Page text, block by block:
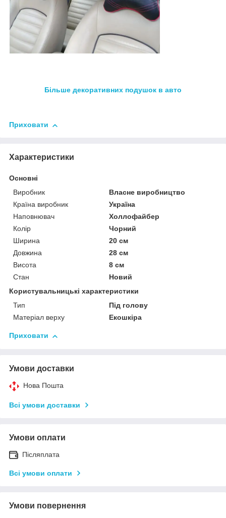
Більше декоративних подушок в авто
Приховати
Характеристики
Основні
Виробник
Власне виробництво
Країна виробник
Україна
Наповнювач
Холлофайбер
Колір
Чорний
Ширина
20 см
Довжина
28 см
Висота
8 см
Стан
Новий
Користувальницькі характеристики
Тип
Під голову
Матеріал верху
Екошкіра
Приховати
Умови доставки
Нова Пошта
Всі умови доставки
Умови оплати
Післяплата
Всі умови оплати
Умови повернення